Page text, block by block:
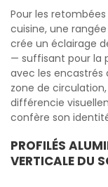
Pour les
cuisine, une
crée un éclairage
— suffisant pour la
avec les encastrés
zone de
différencie
confère son
PROFILÉS
VERTICALE DU